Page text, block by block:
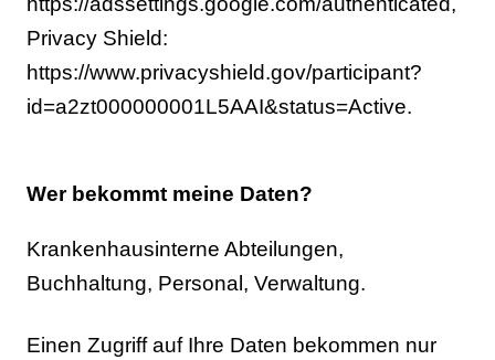
Privacy Shield:
https://www.privacyshield.gov/participant?
id=a2zt000000001L5AAI&status=Active.
Wer bekommt meine Daten?
Krankenhausinterne Abteilungen,
Buchhaltung, Personal, Verwaltung.
Einen Zugriff auf Ihre Daten bekommen nur